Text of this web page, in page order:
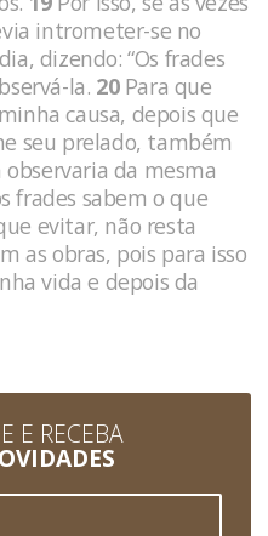
introme­ter-se no
dizendo: “Os frades
la. 20 Para que
causa, depois que
seu prelado, também
da mesma
frades sabem o que
evitar, não resta
as obras, pois para isso
vida e depois da
E RECEBA